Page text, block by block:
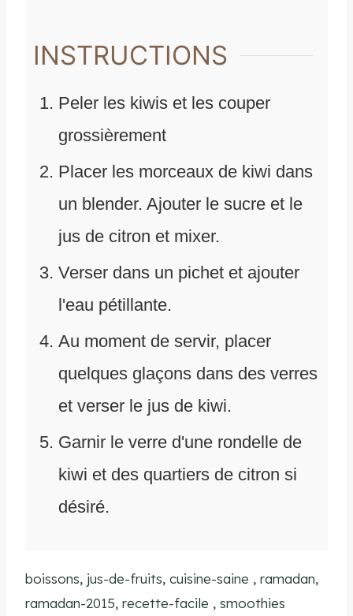
INSTRUCTIONS
Peler les kiwis et les couper
grossièrement
Placer les morceaux de kiwi dans
un blender. Ajouter le sucre et le
jus de citron et mixer.
Verser dans un pichet et ajouter
l'eau pétillante.
Au moment de servir, placer
quelques glaçons dans des verres
et verser le jus de kiwi.
Garnir le verre d'une rondelle de
kiwi et des quartiers de citron si
désiré.
boissons, jus-de-fruits, cuisine-saine , ramadan,
ramadan-2015, recette-facile , smoothies